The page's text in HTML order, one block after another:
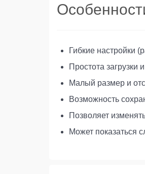
Гибкие настройки
Простота загрузки
Малый размер и
Возможность
Позволяет
Может показаться